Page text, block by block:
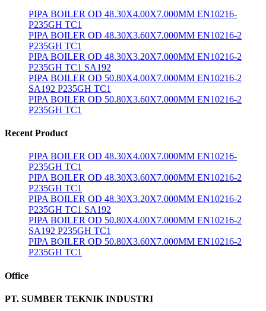
PIPA BOILER OD 48.30X4.00X7.000MM EN10216-
P235GH TC1
PIPA BOILER OD 48.30X3.60X7.000MM EN10216-2
P235GH TC1
PIPA BOILER OD 48.30X3.20X7.000MM EN10216-2
P235GH TC1 SA192
PIPA BOILER OD 50.80X4.00X7.000MM EN10216-2
SA192 P235GH TC1
PIPA BOILER OD 50.80X3.60X7.000MM EN10216-2
P235GH TC1
Recent Product
PIPA BOILER OD 48.30X4.00X7.000MM EN10216-
P235GH TC1
PIPA BOILER OD 48.30X3.60X7.000MM EN10216-2
P235GH TC1
PIPA BOILER OD 48.30X3.20X7.000MM EN10216-2
P235GH TC1 SA192
PIPA BOILER OD 50.80X4.00X7.000MM EN10216-2
SA192 P235GH TC1
PIPA BOILER OD 50.80X3.60X7.000MM EN10216-2
P235GH TC1
Office
PT. SUMBER TEKNIK INDUSTRI